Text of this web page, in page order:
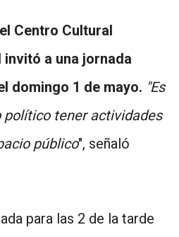
Centro Cultural
a una jornada
domingo 1 de mayo. "Es
tener actividades
público", señaló
para las 2 de la tarde